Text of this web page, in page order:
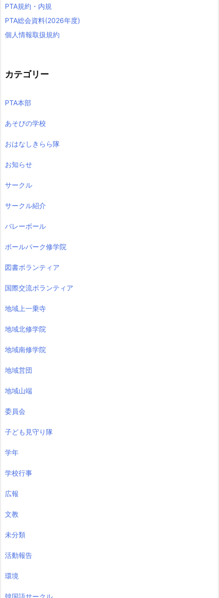
PTA規約・内規
PTA総会資料(2026年度)
個人情報取扱規約
カテゴリー
PTA本部
あそびの学校
おはなしきらら隊
お知らせ
サークル
サークル紹介
バレーボール
ボールパーク修学院
図書ボランティア
国際交流ボランティア
地域上一乗寺
地域北修学院
地域南修学院
地域営団
地域山端
委員会
子ども見守り隊
学年
学校行事
広報
文教
未分類
活動報告
環境
韓国語サークル